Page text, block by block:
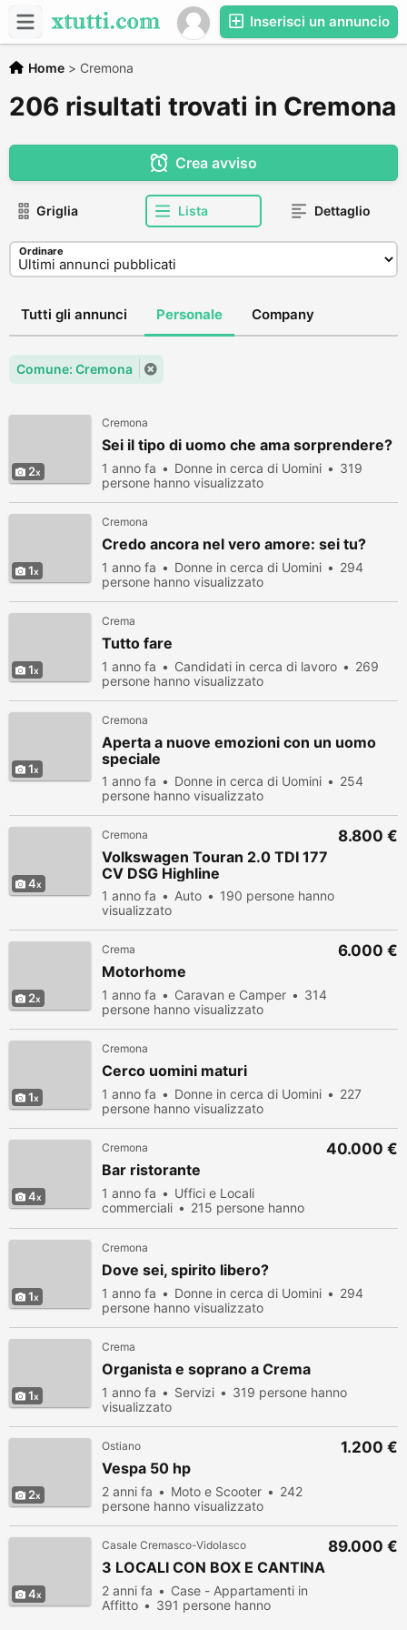
Inserisci un annuncio
Home > Cremona
206 risultati trovati in Cremona
Crea avviso
Griglia Lista Dettaglio
Ordinare
Tutti gli annunci Personale Company
Comune: Cremona
2
Cremona
Sei il tipo di uomo che ama sorprendere?
1 anno fa Donne in cerca di Uomini
319
persone hanno visualizzato
1
Cremona
Credo ancora nel vero amore: sei tu?
1 anno fa Donne in cerca di Uomini
294
persone hanno visualizzato
1
Crema
Tutto fare
1 anno fa Candidati in cerca di lavoro
269
persone hanno visualizzato
1
Cremona
Aperta a nuove emozioni con un uomo
speciale
1 anno fa Donne in cerca di Uomini
254
persone hanno visualizzato
4
Cremona
Volkswagen Touran 2.0 TDI 177
CV DSG Highline
1 anno fa Auto
190 persone hanno
visualizzato
8.800 €
2
Crema
Motorhome
1 anno fa Caravan e Camper
314
persone hanno visualizzato
6.000 €
1
Cremona
Cerco uomini maturi
1 anno fa Donne in cerca di Uomini
227
persone hanno visualizzato
4
Cremona
Bar ristorante
1 anno fa
Uffici e Locali
commerciali
215 persone hanno
40.000 €
1
Cremona
Dove sei, spirito libero?
1 anno fa Donne in cerca di Uomini
294
persone hanno visualizzato
1
Crema
Organista e soprano a Crema
1 anno fa Servizi
319 persone hanno
visualizzato
2
Ostiano
Vespa 50 hp
2 anni fa Moto e Scooter
242
persone hanno visualizzato
1.200 €
4
Casale Cremasco-Vidolasco
3 LOCALI CON BOX E CANTINA
2 anni fa
Case - Appartamenti in
Affitto
391 persone hanno
89.000 €